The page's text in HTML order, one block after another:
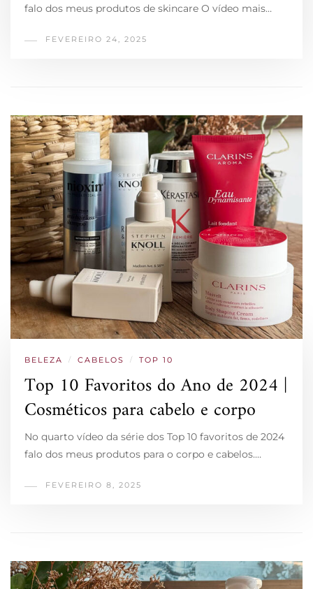
falo dos meus produtos de skincare O vídeo mais…
FEVEREIRO 24, 2025
BELEZA / CABELOS / TOP 10
Top 10 Favoritos do Ano de 2024 |
Cosméticos para cabelo e corpo
No quarto vídeo da série dos Top 10 favoritos de 2024
falo dos meus produtos para o corpo e cabelos.…
FEVEREIRO 8, 2025